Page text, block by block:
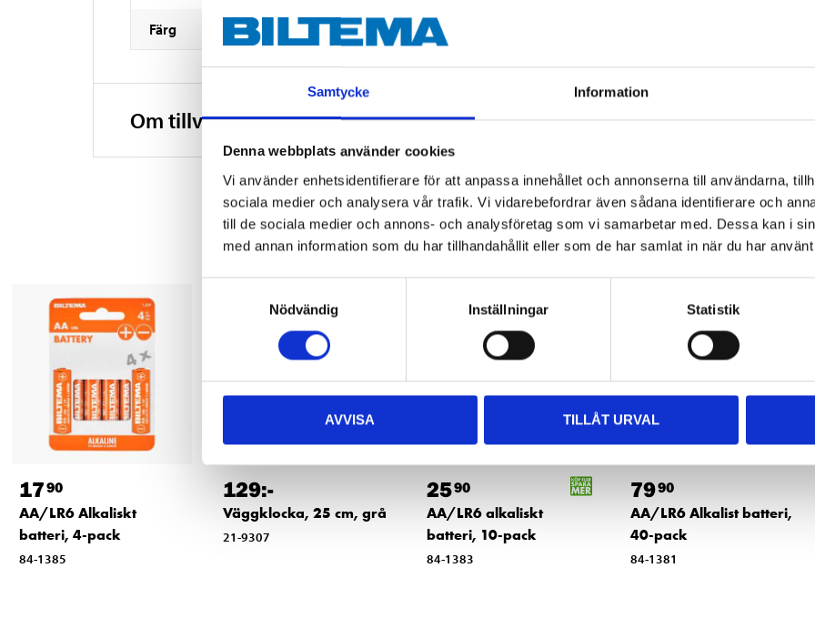
Samtycke Information
Denna webbplats använder cookies
Vi använder enhetsidentifierare för att anpassa innehållet och annonserna till användarna,
sociala medier och analysera vår trafik. Vi vidarebefordrar även sådana identifierare och
till de sociala medier och annons- och analysföretag som vi samarbetar med. Dessa kan i
med annan information som du har tillhandahållit eller som de har samlat in när du har
Nödvändig
Inställningar Statistik
AVVISA TILLÅT URVAL
Färg
Om tillverkaren
Andra kunder köpte också
1790
AA/LR6 Alkaliskt
batteri, 4-pack
84-1385
129:-
Väggklocka, 25 cm, grå
21-9307
2590
AA/LR6 alkaliskt
batteri, 10-pack
84-1383
7990
AA/LR6 Alkalist batteri,
40-pack
84-1381